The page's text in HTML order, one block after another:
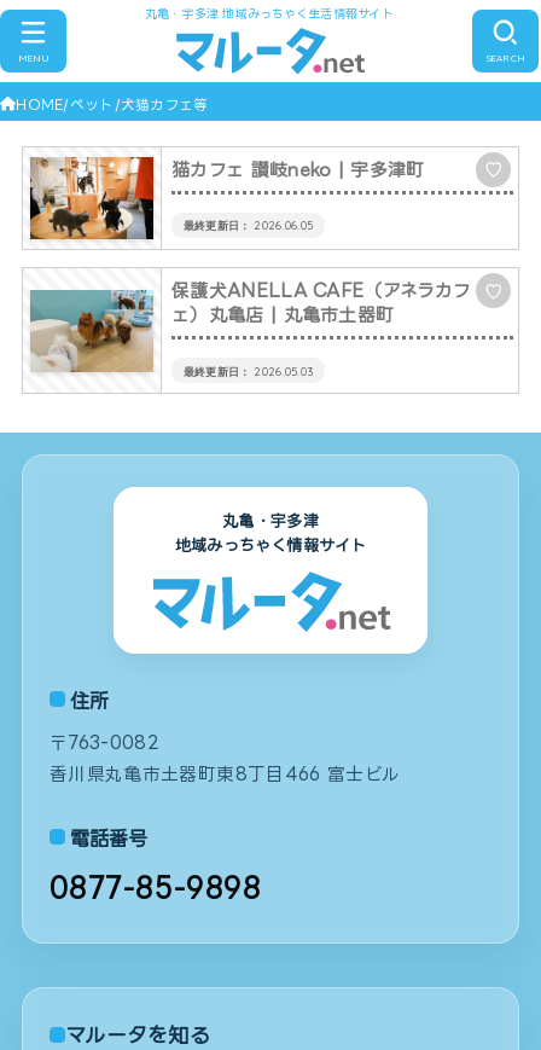
丸亀・宇多津 地域みっちゃく生活情報サイト
SEARCH
MENU
HOME ペット 犬猫カフェ等
猫カフェ 讃岐neko ♡
| 宇多津町
2026.06.05
保護犬ANELLA CAFE（アネラカフ
ェ）丸亀店
♡
| 丸亀市土器町
2026.05.03
丸亀・宇多津
地域みっちゃく情報サイト
住所
〒763-0082
香川県丸亀市土器町東8丁目466 富士ビル
電話番号
0877-85-9898
マルータを知る